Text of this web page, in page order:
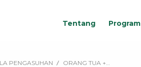
Tentang Program
PENGASUHAN ORANG TUA +…